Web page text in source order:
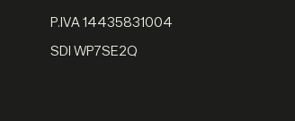
P.IVA 14435831004
SDI WP7SE2Q